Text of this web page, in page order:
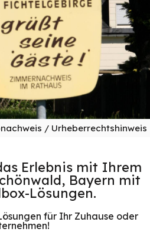
/ Urheberrechtshinweis
Erlebnis mit Ihrem
Bayern mit
Lösungen.
für Ihr Zuhause oder